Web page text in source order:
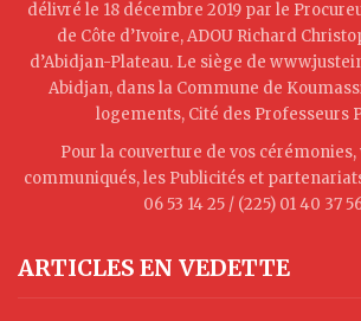
délivré le 18 décembre 2019 par le
de Côte d’Ivoire, ADOU Richard
d’Abidjan-Plateau. Le siège de
Abidjan, dans la Commune de
logements, Cité des Professeurs
Pour la couverture de vos cérémonies,
communiqués, les Publicités et
06 53 14 25 / (225) 01 40 37
ARTICLES EN VEDETTE